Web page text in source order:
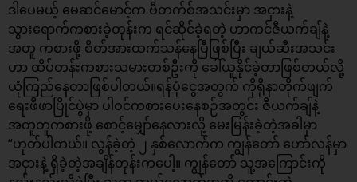
ဒါပေမယ့် မေဆင်မောင့်က ဗီတက်စ်အသင်းမှာ အငှားနဲ့
သွားရောက်ကစားခဲ့တုန်းက ရင်ဆိုင်ခဲ့ရတဲ့ ဟာကင်ဇီယက်ချ်နဲ့
အတူ ကစားဖို့ စိတ်အားထက်သန်နေပြီဖြစ်ပြီး ချယ်ဆီးအသင်း
ဟာ ထိပ်တန်းကစားသမားတစ်ဦးကို ခေါ်ယူနိုင်ခဲ့တာဖြစ်တယ်လို့
ယုံကြည်နေတာဖြစ်ပါတယ်။ရန်ပုံငွေအတွက် ကိုရိုနာတိုက်ဖျက်
ရေးဖီဖာပြိုင်ပွဲမှာ ပါဝင်ကစားပေးနေစဉ်အတွင်း ဇီယက်ချ်နဲ့
အတူတူကစားဖို့ စောင့်မျှော်နေလားလို့ မေးမြန်းခဲ့တဲ့အခါမှာ
“ဟုတ်ပါတယ်။ လွန်ခဲ့တဲ့ ၂ နှစ်လောက်က ကျွန်တော် ဟော်လန်မှာ
အငှားနဲ့ ရှိခဲ့တဲ့အချိန်တုန်းကပေါ့။ ကျွန်တော် သူ့အကြောင်းကို